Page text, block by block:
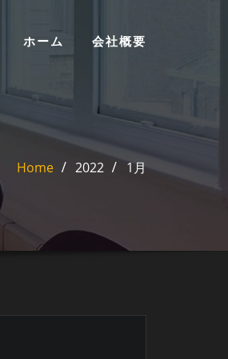
ホーム 会社概要
Home 2022 1月